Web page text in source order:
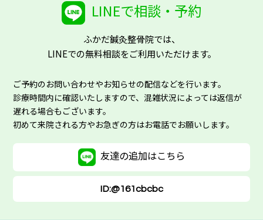
LINEで相談・予約
ふかだ鍼灸整骨院では、
LINEでの無料相談をご利用いただけます。
ご予約のお問い合わせやお知らせの配信などを行います。
診療時間内に確認いたしますので、混雑状況によっては返信が
遅れる場合もございます。
初めて来院される方やお急ぎの方はお電話でお願いします。
友達の追加はこちら
ID:@161cbcbc